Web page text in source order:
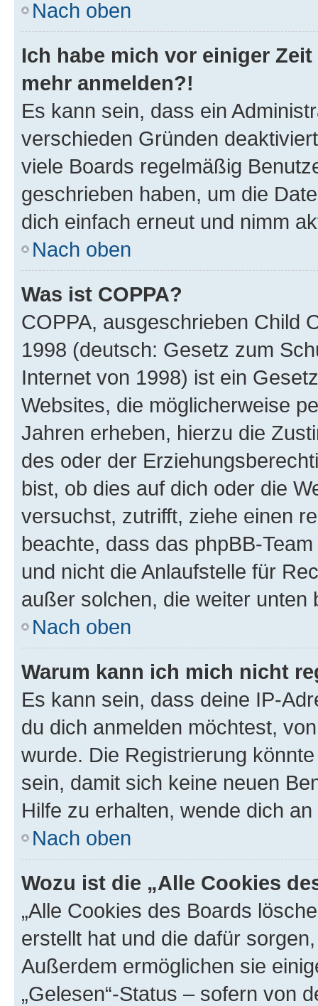
Nach oben
Ich habe mich vor einiger
mehr anmelden?!
Es kann sein, dass ein
verschieden Gründen
viele Boards regelmäßig
geschrieben haben, um die
dich einfach erneut und nimm
Nach oben
Was ist COPPA?
COPPA, ausgeschrieben Child
1998 (deutsch: Gesetz zum
Internet von 1998) ist ein
Websites, die möglicherweise
Jahren erheben, hierzu die
des oder der
bist, ob dies auf dich oder die
versuchst, zutrifft, ziehe einen
beachte, dass das phpBB-
und nicht die Anlaufstelle für
außer solchen, die weiter unten
Nach oben
Warum kann ich mich nicht
Es kann sein, dass deine IP-
du dich anmelden möchtest,
wurde. Die Registrierung
sein, damit sich keine neuen
Hilfe zu erhalten, wende dich
Nach oben
Wozu ist die „Alle Cookies
„Alle Cookies des Boards
erstellt hat und die dafür
Außerdem ermöglichen sie
„Gelesen“-Status – sofern von